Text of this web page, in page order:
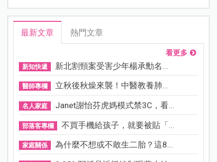
最新文章 熱門文章
看更多
新知快遞 新北割頸案受害少年楊承勳名...
醫師專欄 立秋後秋燥來襲！中醫教養肺...
名人家庭 Janet謝怡芬虎媽模式禁3C，看...
部落客專欄 不買手機給孩子，就要被貼「...
家庭關係 為什麼不想或不敢生二胎？這8...